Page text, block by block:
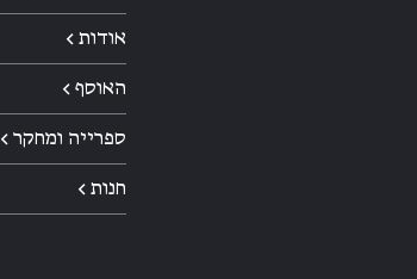
אודות ←
האוסף ←
ספרייה ומחקר ←
חנות ←